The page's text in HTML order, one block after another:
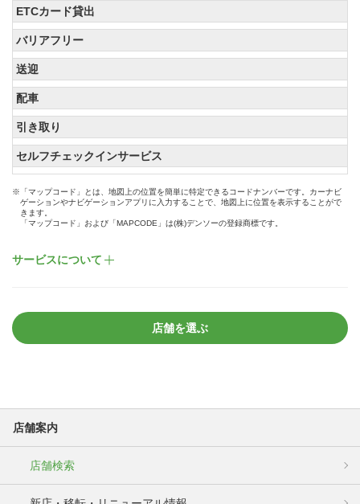
ETCカード貸出
バリアフリー
送迎
配車
引き取り
セルフチェックインサービス
※「マップコード」とは、地図上の位置を簡単に特定できるコードナンバーです。カーナビ
ゲーションやナビゲーションアプリに入力することで、地図上に位置を表示することがで
きます。
「マップコード」および「MAPCODE」は(株)デンソーの登録商標です。
サービスについて
店舗を選ぶ
店舗案内
店舗検索